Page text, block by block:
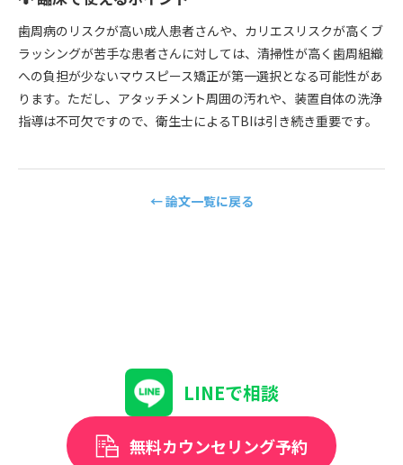
歯周病のリスクが高い成人患者さんや、カリエスリスクが高くブ
ラッシングが苦手な患者さんに対しては、清掃性が高く歯周組織
への負担が少ないマウスピース矯正が第一選択となる可能性があ
ります。ただし、アタッチメント周囲の汚れや、装置自体の洗浄
指導は不可欠ですので、衛生士によるTBIは引き続き重要です。
← 論文一覧に戻る
LINEで相談
無料カウンセリング予約